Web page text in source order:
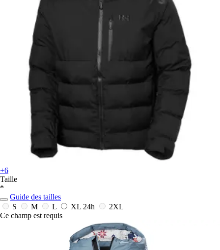
+6
Taille
*
Guide des tailles
S
M L XL 24h
2XL
Ce champ est requis